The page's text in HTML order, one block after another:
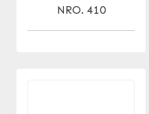
NRO. 410